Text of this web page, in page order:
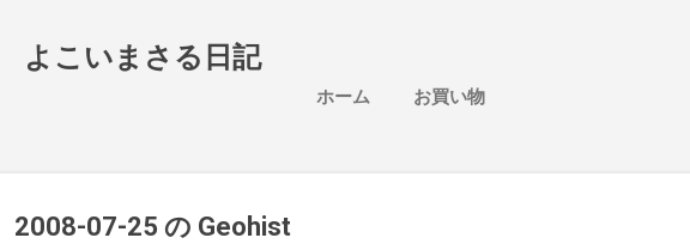
よこいまさる日記
ホーム お買い物
2008-07-25 の Geohist